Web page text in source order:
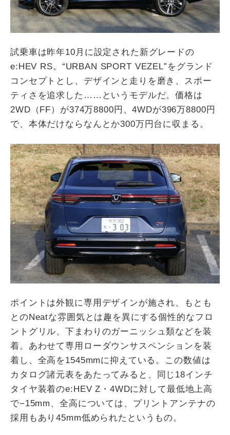
試乗車は昨年10 月に設定された新グレードの
e:HEV RS。 “URBAN SPORT VEZEL” をグランド
コンセプトとし、デザインと走りを磨き、スポー
ティさを追求した …… というモデルだ。価格は
2WD （FF）が374万8800 円、4WDが396万8800 円
で、本体だけならなんとか300万円台に収まる。
ポイントは外観に専用デザインが施され、もとも
とのNeatな雰囲気とは趣を異にする個性的なフロ
ントグリル、下まわりのガーニッシュ類などを装
着。あわせて専用ローダウンサスペンションを装
着し、全高を1545mmに抑えている。この数値は
カタログ諸元表をあたってみると、同じ 18インチ
タイヤ装着のe:HEV Z ・ 4WDに対して最低地上高
で−15mm 、全高については、プリントアンテナの
採用もあり45mm低められたというもの。